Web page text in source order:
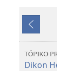
Anterior
TÓPIKO
Dikon